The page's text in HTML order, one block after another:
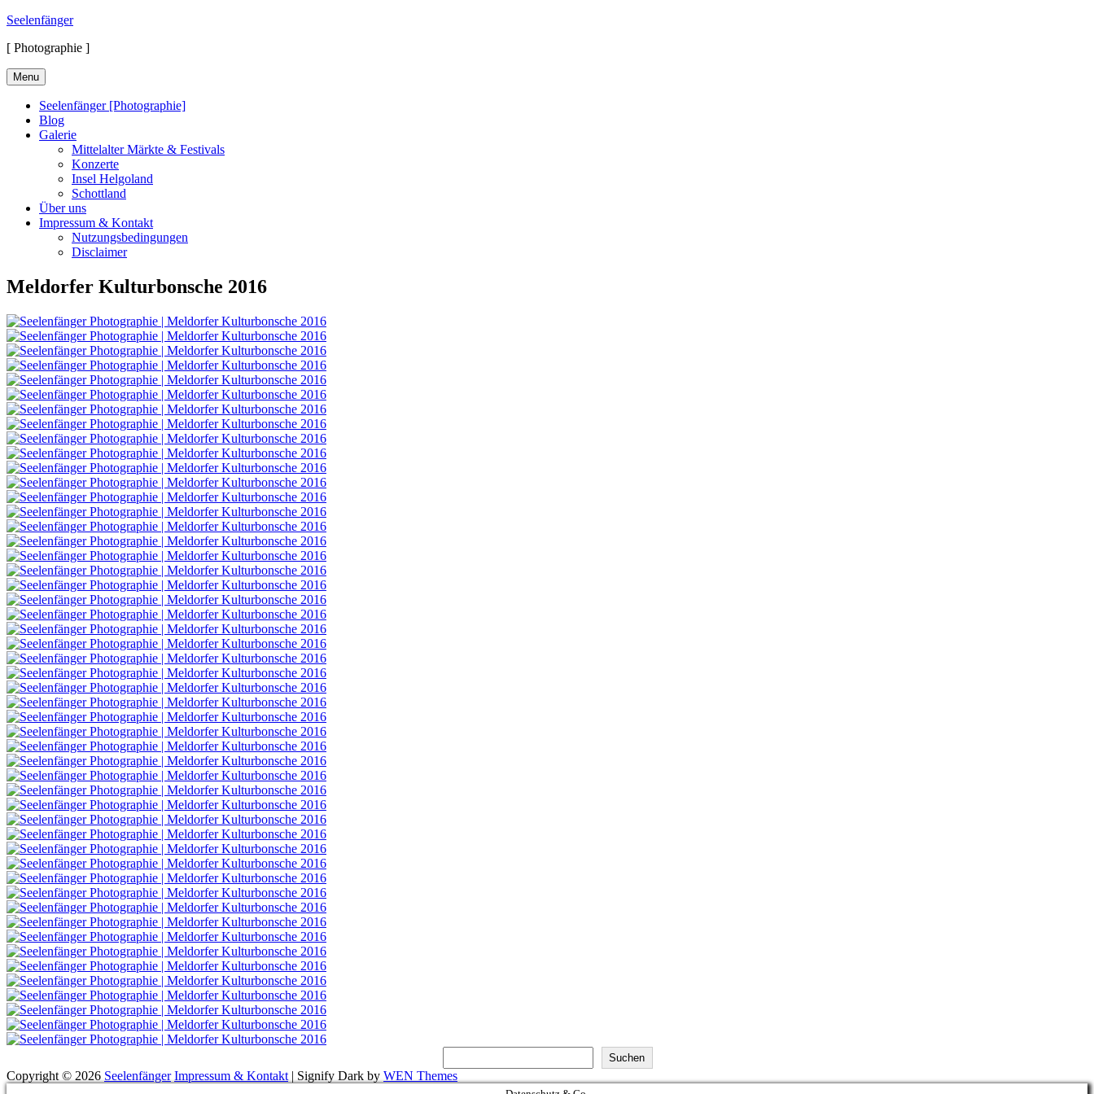
Skip
content
Seelenfänger
[ Photographie ]
Menu
Seelenfänger [Photographie]
Blog
Galerie
Mittelalter Märkte & Festivals
Konzerte
Insel Helgoland
Schottland
Über uns
Impressum & Kontakt
Nutzungsbedingungen
Disclaimer
Meldorfer Kulturbonsche 2016
Suchen
Copyright © 2026 Seelenfänger Impressum & Kontakt | Signify Dark by WEN Themes
Scroll